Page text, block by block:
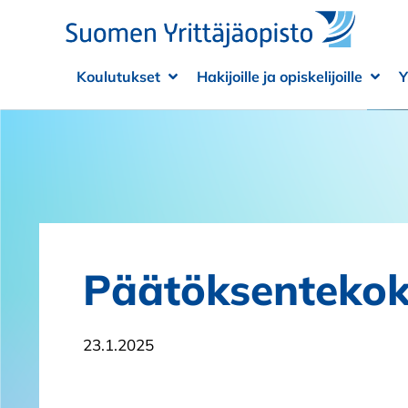
Koulutukset
Avaa alivalikko
Sulje alivalikko
Hakijoille ja opiskelijoille
23.1.2025